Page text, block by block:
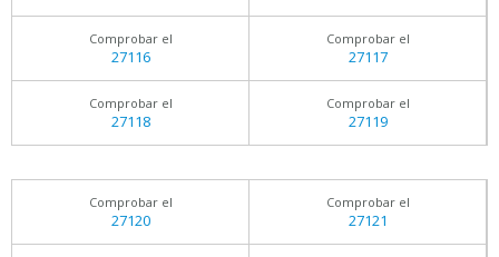
Comprobar el
27116
Comprobar el
27117
Comprobar el
27118
Comprobar el
27119
Comprobar el
27120
Comprobar el
27121